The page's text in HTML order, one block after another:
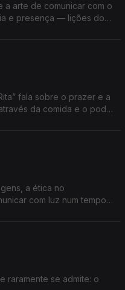
a arte de comunicar com o
e presença — lições do
fala sobre o prazer e a
da comida e o poder
a ética no
com luz num tempo
raramente se admite: o